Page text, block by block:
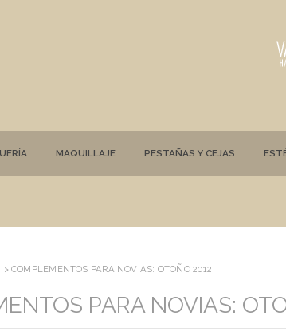
MAQUILLAJE PESTAÑAS Y CEJAS
> COMPLEMENTOS PARA NOVIAS: OTOÑO 2012
PARA NOVIAS: